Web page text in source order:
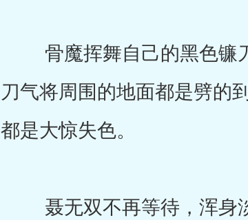
骨魔挥舞自己的黑色镰刀
刀气将周围的地面都是劈的
都是大惊失色。
聂无双不再等待，浑身淡